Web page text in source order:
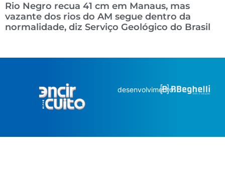
Rio Negro recua 41 cm em Manaus, mas
vazante dos rios do AM segue dentro da
normalidade, diz Serviço Geológico do Brasil
desenvolvimento: